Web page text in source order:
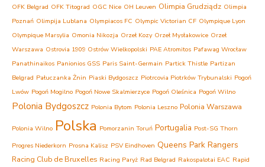
OFK Belgrad OFK Titograd OGC Nice OH Leuven Olimpia Grudziądz Olimpia
Poznań Olimpija Lublana Olympiacos FC Olympic Victorian CF Olympique Lyon
Olympique Marsylia Omonia Nikozja Orzeł Kozy Orzeł Mysłakowice Orzeł
Warszawa Ostrovia 1909 Ostrów Wielkopolski PAE Atromitos Pafawag Wrocław
Panathinaikos Panionios GSS Paris Saint-Germain Partick Thistle Partizan
Belgrad Pałuczanka Żnin Piaski Bydgoszcz Piotrcovia Piotrków Trybunalski Pogoń
Lwów Pogoń Mogilno Pogoń Nowe Skalmierzyce Pogoń Oleśnica Pogoń Wilno
Polonia Bydgoszcz Polonia Bytom Polonia Leszno Polonia Warszawa
Polonia Wilno Polska Pomorzanin Toruń Portugalia Post-SG Thorn
Progres Niederkorn Prosna Kalisz PSV Eindhoven Queens Park Rangers
Racing Club de Bruxelles Racing Paryż Rad Belgrad Rakospalotai EAC Rapid